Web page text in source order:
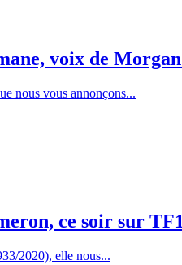
voix de
nous vous annonçons...
ce soir sur
2020), elle nous...